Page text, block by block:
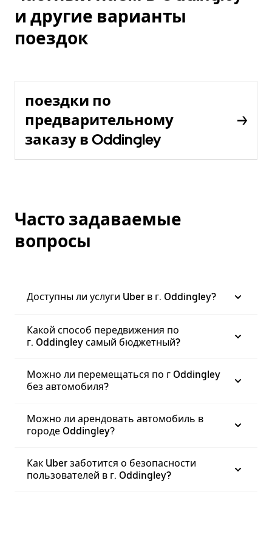
и другие варианты
поездок
поездки по
предварительному
заказу в Oddingley
Часто задаваемые
вопросы
Доступны ли услуги Uber в г. Oddingley?
Какой способ передвижения по
г. Oddingley самый бюджетный?
Можно ли перемещаться по г Oddingley
без автомобиля?
Можно ли арендовать автомобиль в
городе Oddingley?
Как Uber заботится о безопасности
пользователей в г. Oddingley?